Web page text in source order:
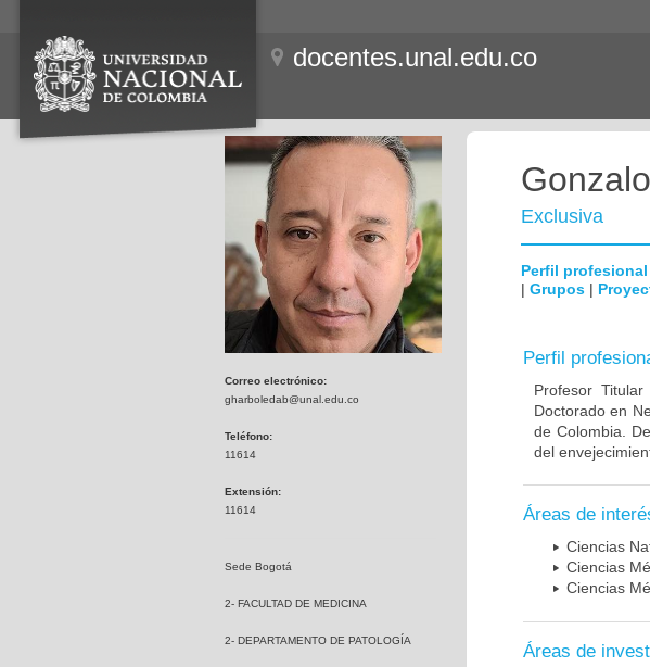
docentes.unal.edu.co
Correo electrónico:
gharboledab@unal.edu.co
Teléfono:
11614
Extensión:
11614
Sede Bogotá
2- FACULTAD DE MEDICINA
2- DEPARTAMENTO DE PATOLOGÍA
Exclusiva
Perfil profesional
| Grupos |
Perfil
Profesor
Doctorado en
de Colombia.
del
Áreas de
Ciencias
Ciencias
Ciencias
Áreas de